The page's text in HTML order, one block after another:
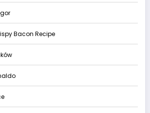
Bacon Recipe